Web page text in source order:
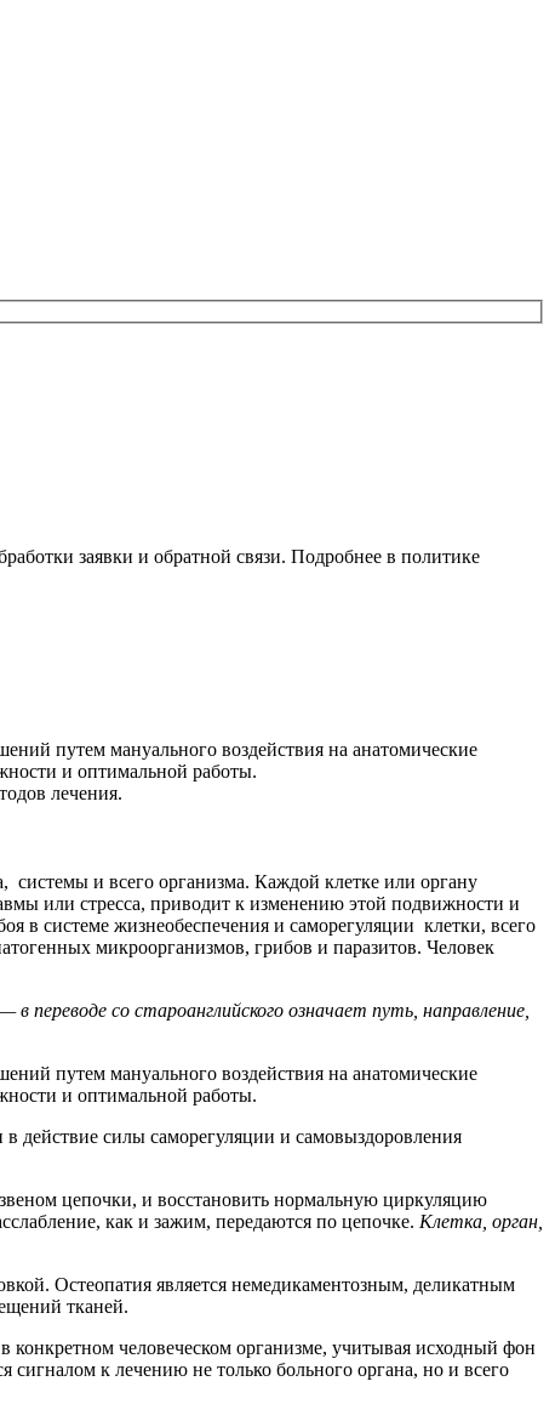
заявки и обратной связи. Подробнее в политике
путем мануального воздействия на анатомические
и оптимальной работы.
лечения.
системы и всего организма. Каждой клетке или органу
или стресса, приводит к изменению этой подвижности и
в системе жизнеобеспечения и саморегуляции клетки, всего
микроорганизмов, грибов и паразитов. Человек
со староанглийского означает путь, направление,
путем мануального воздействия на анатомические
и оптимальной работы.
действие силы саморегуляции и самовыздоровления
цепочки, и восстановить нормальную циркуляцию
как и зажим, передаются по цепочке. Клетка, орган,
Остеопатия является немедикаментозным, деликатным
тканей.
человеческом организме, учитывая исходный фон
сигналом к лечению не только больного органа, но и всего